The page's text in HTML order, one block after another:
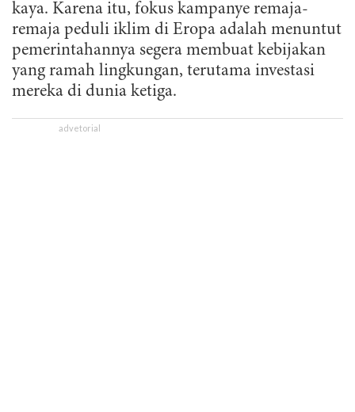
kaya. Karena itu, fokus kampanye remaja-
remaja peduli iklim di Eropa adalah menuntut
pemerintahannya segera membuat kebijakan
yang ramah lingkungan, terutama investasi
mereka di dunia ketiga.